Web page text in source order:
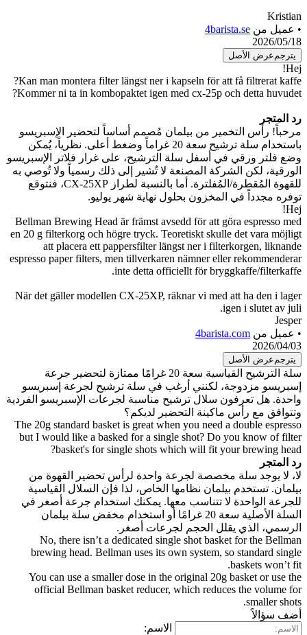
Kristian
• عميل من 4barista.se
2026/05/18
يترجمعرض الأصل
Hej!
Kan man montera filter längst ner i kapseln för att få filtrerat kaffe?
Kommer ni ta in kombopaktet igen med cx-25p och detta huvudet?
رد المتجر
مرحباً! رأس التخمير من بيلمان مُصمم أساساً لتحضير الإسبريسو
باستخدام سلة ترشيح سعة 20 غراماً وضغط أعلى. نظرياً، يُمكن
وضع فلتر ورقي في أسفل سلة الترشيح، على غرار فلاتر الإسبريسو
الورقية، لكن الشركة المصنعة لا تُشير إلى ذلك رسمياً ولا تُوصي به
للقهوة المُقطرة/المُفلترة. أما بالنسبة لطراز CX-25XP، فنتوقع
توفره مجدداً في المخزون بحلول نهاية شهر يوليو.
Hej!
Bellman Brewing Head är främst avsedd för att göra espresso med
en 20 g filterkorg och högre tryck. Teoretiskt skulle det vara möjligt
att placera ett pappersfilter längst ner i filterkorgen, liknande
espresso paper filters, men tillverkaren nämner eller rekommenderar
inte detta officiellt för bryggkaffe/filterkaffe.
När det gäller modellen CX-25XP, räknar vi med att ha den i lager
igen i slutet av juli.
Jesper
• عميل من 4barista.com
2026/04/03
يترجمعرض الأصل
سلة الترشيح القياسية سعة 20 غرامًا ممتازة لتحضير جرعة
إسبريسو مزدوجة، لكنني أرغب في سلة ترشيح لجرعة إسبريسو
واحدة. هل تعرفون سلال ترشيح مناسبة لجرعات الإسبريسو الفردية
وتتوافق مع رأس ماكينة التحضير لديكم؟
The 20g standard basket is great when you need a double espresso
but I would like a basked for a single shot? Do you know of filter
basket's for single shots which will fit your brewing head?
رد المتجر
لا، لا يوجد سلة مخصصة لجرعة واحدة لرأس تحضير القهوة من
بيلمان. تستخدم بيلمان نظامها الخاص، لذا فإن السلال القياسية
للجرعة الواحدة لا تتناسب معها. يمكنك استخدام جرعة أصغر في
السلة الأصلية سعة 20 غرامًا أو استخدام مخفض سلة بيلمان
الرسمي، الذي يقلل الحجم لجرعات أصغر.
No, there isn’t a dedicated single shot basket for the Bellman
brewing head. Bellman uses its own system, so standard single
baskets won’t fit.
You can use a smaller dose in the original 20g basket or use the
official Bellman basket reducer, which reduces the volume for
smaller shots.
أضف سؤالاً
الاسم: